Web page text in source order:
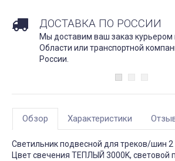
ДОСТАВКА ПО РОССИИ
Мы доставим ваш заказ курьером
Области или транспортной
России.
Обзор Характеристики
Светильник подвесной для треков/шин 2
Цвет свечения ТЕПЛЫЙ 3000K, световой